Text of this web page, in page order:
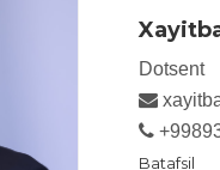
Dotsent
Batafsil